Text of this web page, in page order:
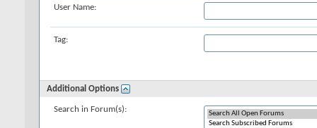
User Name:
Tag:
Additional Options
Search in Forum(s):